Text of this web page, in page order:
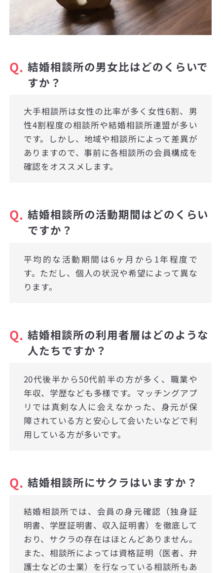
Q. 結婚相談所の男女比はどのくらいで
すか？
大手相談所は女性の比率が多く女性6割、男
性4割程度の相談所や結婚相談所連盟が多い
です。しかし、地域や相談所によって差異が
ありますので、事前に各相談所の会員構成を
確認をオススメします。
Q. 結婚相談所の活動期間はどのくらい
ですか？
平均的な活動期間は6ヶ月から1年程度で
す。ただし、個人の状況や希望によって異な
ります。
Q. 結婚相談所の利用者層はどのような
人たちですか？
20代後半から50代前半の方が多く、職業や
年収、学歴なども多様です。マッチングアプ
リでは真剣な人に会えなかった、身元が保
障されている方と安心して会いたいなどで利
用している方が多いです。
Q. 結婚相談所にサクラはいますか？
結婚相談所では、会員の身元確認（独身証
明書、学歴証明書、収入証明書）を徹底して
おり、サクラの存在はほとんどありません。
また、相談所によっては資格証明（医者、弁
護士などの士業）を行なっている相談所もあ